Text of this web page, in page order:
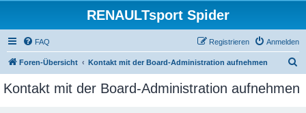
RENAULTsport Spider
FAQ Anmelden
Registrieren
Foren-Übersicht Kontakt mit der Board-Administration aufnehmen
c
Kontakt mit der Board-Administration aufnehmen